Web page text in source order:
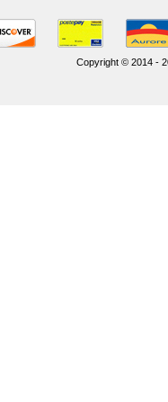
Copyright © 2014 -